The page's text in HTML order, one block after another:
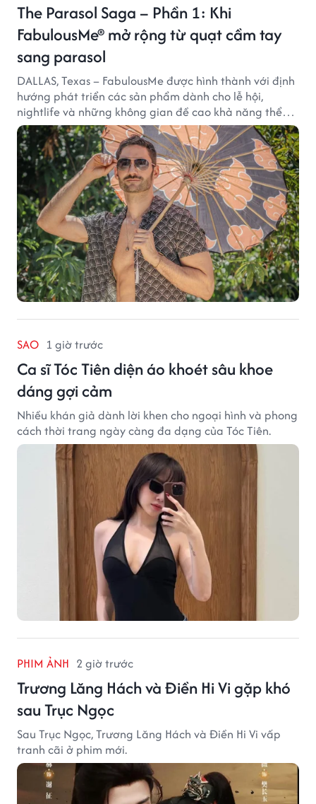
The Parasol Saga – Phần 1: Khi
FabulousMe® mở rộng từ quạt cầm tay
sang parasol
DALLAS, Texas – FabulousMe được hình thành với định
hướng phát triển các sản phẩm dành cho lễ hội,
nightlife và những không gian đề cao khả năng thể
hiện bản thân. Trong quá trình xây dựng thương hiệu,
quạt cầm tay trở thành dòng sản phẩm tạo được
thành công ban đầu, giúp FabulousMe từng bước mở
rộng mức độ hiện diện trên thị trường.
SAO 1 giờ trước
Ca sĩ Tóc Tiên diện áo khoét sâu khoe
dáng gợi cảm
Nhiều khán giả dành lời khen cho ngoại hình và phong
cách thời trang ngày càng đa dạng của Tóc Tiên.
PHIM ẢNH 2 giờ trước
Trương Lăng Hách và Điền Hi Vi gặp khó
sau Trục Ngọc
Sau Trục Ngọc, Trương Lăng Hách và Điền Hi Vi vấp
tranh cãi ở phim mới.